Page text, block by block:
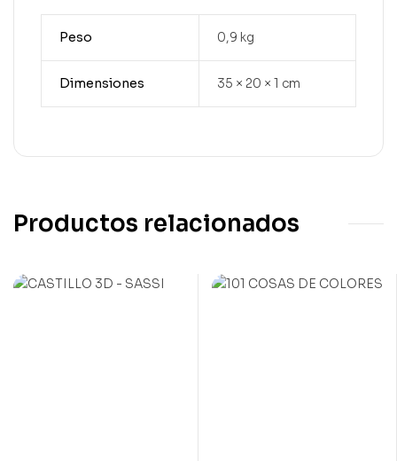
Peso 0,9 kg
Dimensiones 35 × 20 × 1 cm
Productos relacionados